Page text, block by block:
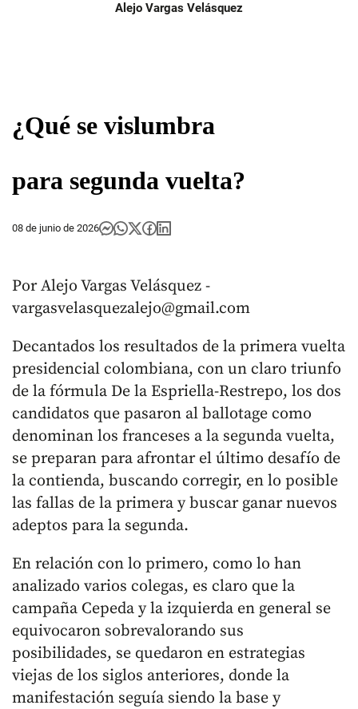
Alejo Vargas Velásquez
¿Qué se vislumbra
para segunda vuelta?
08 de junio de 2026
Por Alejo Vargas Velásquez -
vargasvelasquezalejo@gmail.com
Decantados los resultados de la primera vuelta
presidencial colombiana, con un claro triunfo
de la fórmula De la Espriella-Restrepo, los dos
candidatos que pasaron al ballotage como
denominan los franceses a la segunda vuelta,
se preparan para afrontar el último desafío de
la contienda, buscando corregir, en lo posible
las fallas de la primera y buscar ganar nuevos
adeptos para la segunda.
En relación con lo primero, como lo han
analizado varios colegas, es claro que la
campaña Cepeda y la izquierda en general se
equivocaron sobrevalorando sus
posibilidades, se quedaron en estrategias
viejas de los siglos anteriores, donde la
manifestación seguía siendo la base y